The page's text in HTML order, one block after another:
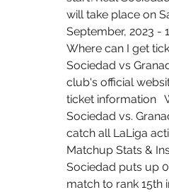
will take place on
September, 2023 -
Where can I get
Sociedad vs
club's official
ticket information
Sociedad vs.
catch all LaLiga
Matchup Stats &
Sociedad puts up
match to rank 15th